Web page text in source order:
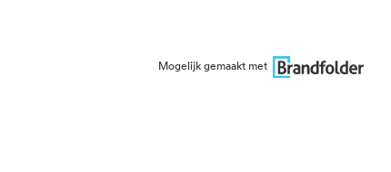
Mogelijk gemaakt met